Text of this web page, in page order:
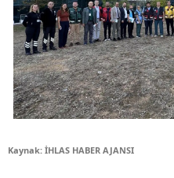
Kaynak: İHLAS HABER AJANSI